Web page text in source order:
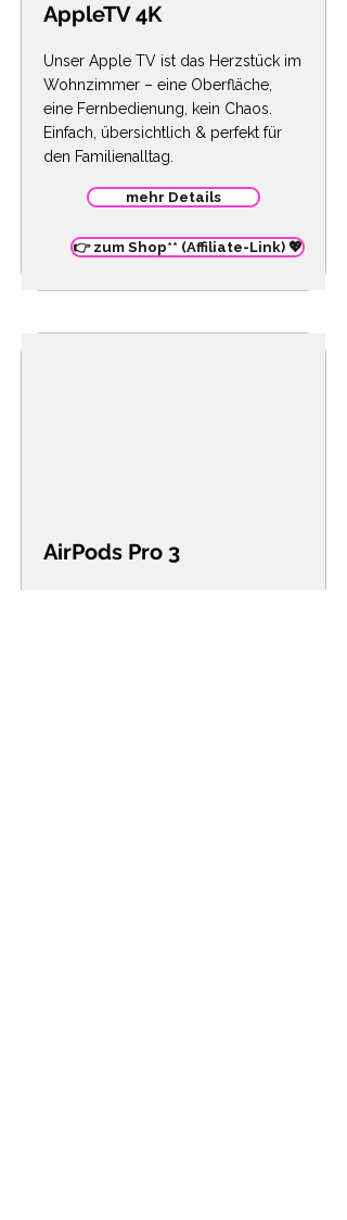
AppleTV 4K
Unser Apple TV ist das Herzstück im
Wohnzimmer – eine Oberfläche,
eine Fernbedienung, kein Chaos.
Einfach, übersichtlich & perfekt für
den Familienalltag.
mehr Details
👉 zum Shop** (Affiliate-Link) 💖
AirPods Pro 3